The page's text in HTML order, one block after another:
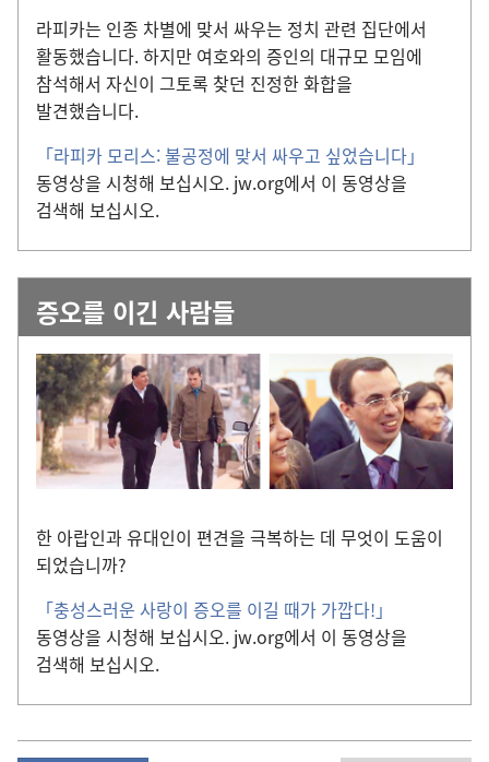
라피카는 인종 차별에 맞서 싸우는 정치 관련 집단에서
활동했습니다. 하지만 여호와의 증인의 대규모 모임에
참석해서 자신이 그토록 찾던 진정한 화합을
발견했습니다.
「라피카 모리스: 불공정에 맞서 싸우고 싶었습니다」
동영상을 시청해 보십시오. jw.org에서 이 동영상을
검색해 보십시오.
증오를 이긴 사람들
한 아랍인과 유대인이 편견을 극복하는 데 무엇이 도움이
되었습니까?
「충성스러운 사랑이 증오를 이길 때가 가깝다!」
동영상을 시청해 보십시오. jw.org에서 이 동영상을
검색해 보십시오.